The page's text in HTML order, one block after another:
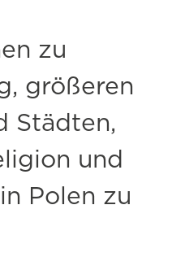
zu
größeren
Städten,
und
Polen zu